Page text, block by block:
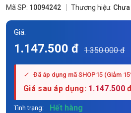
Mã SP: 10094242 Thương hiệu:
Giá:
1.147.500 đ 1.350.000 đ
✓ Đã áp dụng mã SHOP15 (Giảm
Giá sau áp dụng: 1.147.500
Tình trạng: Hết hàng